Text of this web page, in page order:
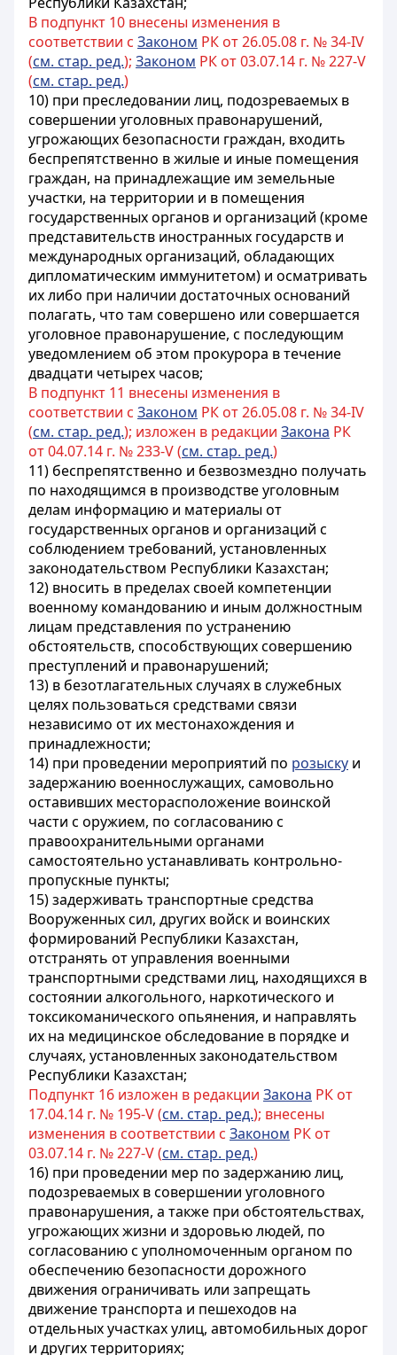
В подпункт 10 внесены изменения в
соответствии с Законом РК от 26.05.08 г. № 34-IV
(см. стар. ред.); Законом РК от 03.07.14 г. № 227-V
(см. стар. ред.)
10) при преследовании лиц, подозреваемых в
совершении уголовных правонарушений,
угрожающих безопасности граждан, входить
беспрепятственно в жилые и иные помещения
граждан, на принадлежащие им земельные
участки, на территории и в помещения
государственных органов и организаций (кроме
представительств иностранных государств и
международных организаций, обладающих
дипломатическим иммунитетом) и осматривать
их либо при наличии достаточных оснований
полагать, что там совершено или совершается
уголовное правонарушение, с последующим
уведомлением об этом прокурора в течение
двадцати четырех часов;
В подпункт 11 внесены изменения в
соответствии с Законом РК от 26.05.08 г. № 34-IV
(см. стар. ред.); изложен в редакции Закона РК
от 04.07.14 г. № 233-V (см. стар. ред.)
11) беспрепятственно и безвозмездно получать
по находящимся в производстве уголовным
делам информацию и материалы от
государственных органов и организаций с
соблюдением требований, установленных
законодательством Республики Казахстан;
12) вносить в пределах своей компетенции
военному командованию и иным должностным
лицам представления по устранению
обстоятельств, способствующих совершению
преступлений и правонарушений;
13) в безотлагательных случаях в служебных
целях пользоваться средствами связи
независимо от их местонахождения и
принадлежности;
14) при проведении мероприятий по розыску и
задержанию военнослужащих, самовольно
оставивших месторасположение воинской
части с оружием, по согласованию с
правоохранительными органами
самостоятельно устанавливать контрольно-
пропускные пункты;
15) задерживать транспортные средства
Вооруженных сил, других войск и воинских
формирований Республики Казахстан,
отстранять от управления военными
транспортными средствами лиц, находящихся в
состоянии алкогольного, наркотического и
токсикоманического опьянения, и направлять
их на медицинское обследование в порядке и
случаях, установленных законодательством
Республики Казахстан;
Подпункт 16 изложен в редакции Закона РК от
17.04.14 г. № 195-V (см. стар. ред.); внесены
изменения в соответствии с Законом РК от
03.07.14 г. № 227-V (см. стар. ред.)
16) при проведении мер по задержанию лиц,
подозреваемых в совершении уголовного
правонарушения, а также при обстоятельствах,
угрожающих жизни и здоровью людей, по
согласованию с уполномоченным органом по
обеспечению безопасности дорожного
движения ограничивать или запрещать
движение транспорта и пешеходов на
отдельных участках улиц, автомобильных дорог
и других территориях;